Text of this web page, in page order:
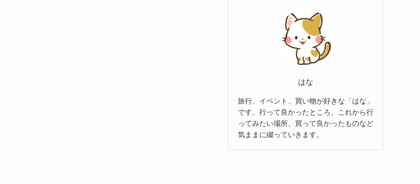
はな
旅行、イベント、買い物が好きな「はな」
です。行って良かったところ、これから行
ってみたい場所、買って良かったものなど
気ままに綴っていきます。